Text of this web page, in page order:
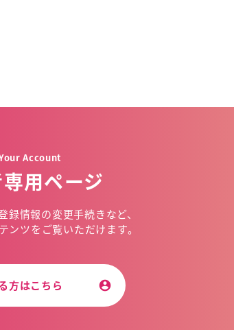
Account
用ページ
録情報の変更手続きなど、
ンツを ご覧いただけます。
方はこちら